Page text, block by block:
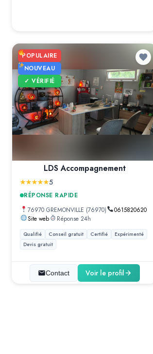
POPULAIRE
NOUVEAU
✓ VÉRIFIÉ
LDS Accompagnement
5
RÉPONSE RAPIDE
76970 GREMONVILLE (76970)
0615820620
Site web
Réponse 24h
Qualifié Conseil gratuit Certifié
Expérimenté
Devis gratuit
Contact Voir le profil